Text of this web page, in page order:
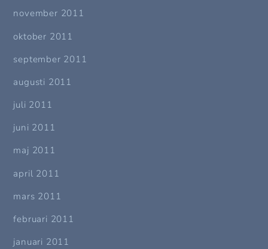
november 2011
oktober 2011
september 2011
augusti 2011
juli 2011
juni 2011
maj 2011
april 2011
mars 2011
februari 2011
januari 2011